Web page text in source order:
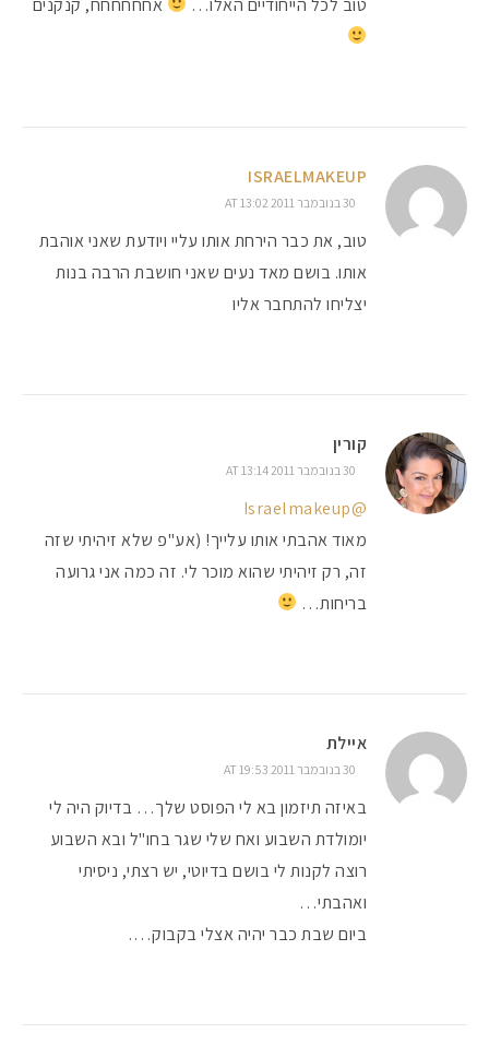
טוב לכל הייחודיים האלו… אחחחחחח, קנקנים
ISRAELMAKEUP
30 בנובמבר 2011 AT 13:02
טוב, את כבר הירחת אותו עליי ויודעת שאני אוהבת
אותו. בושם מאד נעים שאני חושבת הרבה בנות
יצליחו להתחבר אליו
קורין
30 בנובמבר 2011 AT 13:14
@Israelmakeup
מאוד אהבתי אותו עלייך! (אע"פ שלא זיהיתי שזה
זה, רק זיהיתי שהוא מוכר לי. זה כמה אני גרועה
בריחות…
איילת
30 בנובמבר 2011 AT 19:53
באיזה תיזמון בא לי הפוסט שלך… בדיוק היה לי
יומולדת השבוע ואח שלי שגר בחו"ל ובא השבוע
רוצה לקנות לי בושם בדיוטי, יש רצתי, ניסיתי
ואהבתי…
ביום שבת כבר יהיה אצלי בקבוק….